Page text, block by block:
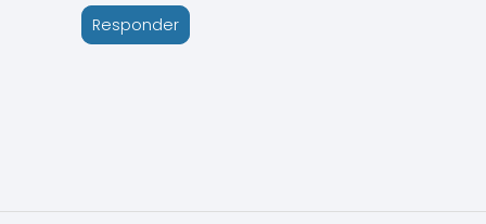
Responder